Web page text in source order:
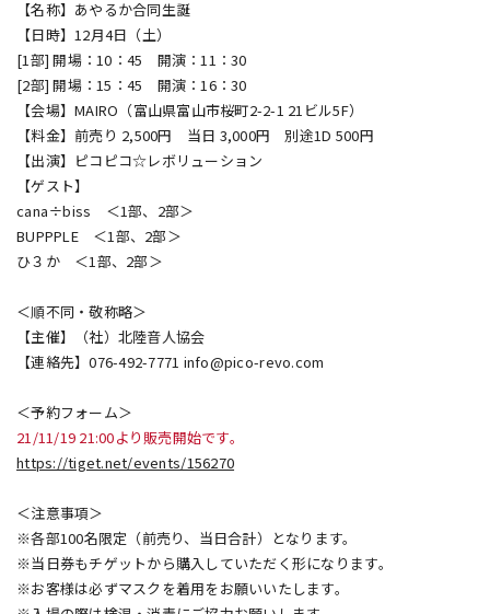
【名称】あやるか合同生誕
【日時】12月4日（土）
[1部] 開場：10：45 開演：11：30
[2部] 開場：15：45 開演：16：30
【会場】MAIRO（富山県富山市桜町2-2-1 21ビル5F）
【料金】前売り 2,500円 当日 3,000円 別途1D 500円
【出演】ピコピコ☆レボリューション
【ゲスト】
cana÷biss ＜1部、2部＞
BUPPPLE ＜1部、2部＞
ひ３か ＜1部、2部＞
＜順不同・敬称略＞
【主催】（社）北陸音人協会
【連絡先】076-492-7771 info@pico-revo.com
＜予約フォーム＞
21/11/19 21:00より販売開始です。
https://tiget.net/events/156270
＜注意事項＞
※各部100名限定（前売り、当日合計）となります。
※当日券もチゲットから購入していただく形になります。
※お客様は必ずマスクを着用をお願いいたします。